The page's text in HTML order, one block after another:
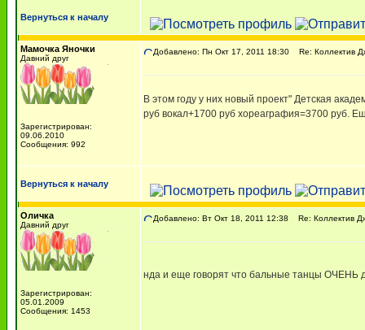
Вернуться к началу
Мамочка Яночки
Давний друг
Зарегистрирован:
09.06.2010
Сообщения: 992
Добавлено: Пн Окт 17, 2011 18:30 Re: Коллектив
В этом году у них новый проект" Детская
руб вокал+1700 руб хореаграфия=3700 руб.
Вернуться к началу
Оличка
Давний друг
Зарегистрирован:
05.01.2009
Сообщения: 1453
Добавлено: Вт Окт 18, 2011 12:38 Re: Коллектив
нда и еще говорят что бальные танцы ОЧЕНЬ